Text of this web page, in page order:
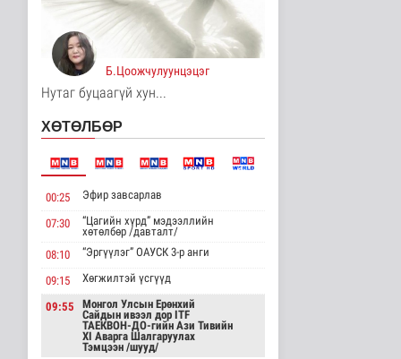
Өвөлжилтийн бэлтгэл
ажил, тулгамдаж
байгаа асууд..
17 цаг 35 минутын өмнө
НИТХ-ын төлөөлөгчид
17 цаг 41 минутын өмнө
”Хаадын бичээс" уран
үзэсгэлэн..
Энтертайнмент
18 цаг 33 минутын өмнө
НҮБ-ын Хөгжлийн
хөтөлбөрийн Суурин
төлөөлөгч Итг..
Улс төр
18 цаг 45 минутын өмнө
Б.Цоожчулуунцэцэг
Нутаг буцаагүй хун...
ХӨТӨЛБӨР
00:25 Эфир завсарлав
07:30
“Цагийн хүрд” мэдээллийн
хөтөлбөр /давталт/
08:10
“Эргүүлэг” ОАУСК 3-р анги
09:15 Хөгжилтэй үсгүүд
09:55
Монгол Улсын Ерөнхий
Сайдын ивээл дор ITF
ТАЕКВОН-ДО-гийн Ази Тивийн
XI Аварга Шалгаруулах
Тэмцээн /шууд/